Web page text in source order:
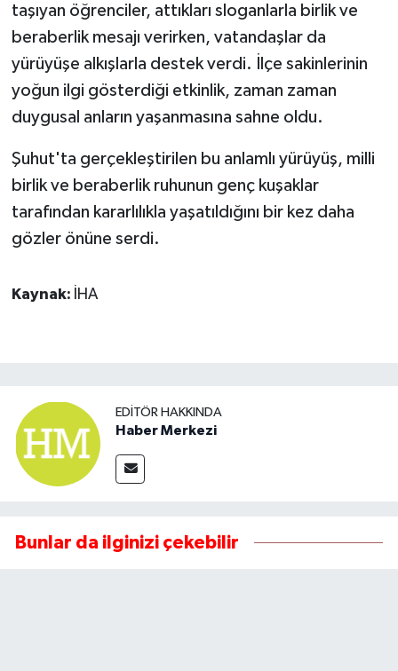
taşıyan öğrenciler, attıkları sloganlarla birlik ve
beraberlik mesajı verirken, vatandaşlar da
yürüyüşe alkışlarla destek verdi. İlçe sakinlerinin
yoğun ilgi gösterdiği etkinlik, zaman zaman
duygusal anların yaşanmasına sahne oldu.
Şuhut'ta gerçekleştirilen bu anlamlı yürüyüş, milli
birlik ve beraberlik ruhunun genç kuşaklar
tarafından kararlılıkla yaşatıldığını bir kez daha
gözler önüne serdi.
Kaynak: İHA
EDITÖR HAKKINDA
Haber Merkezi
Bunlar da ilginizi çekebilir